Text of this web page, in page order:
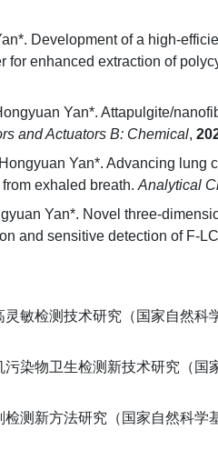
Development of a high-
enhanced extraction of
Yan*. Attapulgite/
and Actuators B: Chemical,
Yan*. Advancing lung
exhaled breath. Analytical
Yan*. Novel three-
and sensitive detection of F-
敏检测技术研究（国家自然
染物卫生检测新技术研究（国
测新方法研究（国家自然科